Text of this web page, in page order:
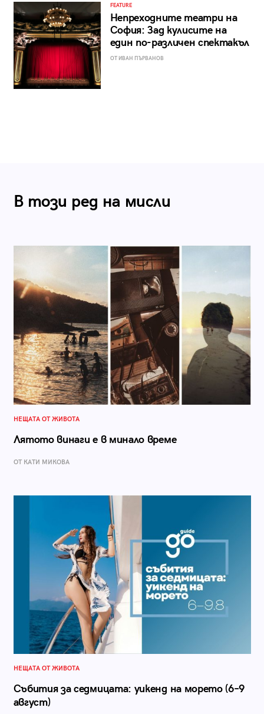
FEATURE
Непреходните театри на
София: Зад кулисите на
един по-различен спектакъл
ОТ ИВАН ПЪРВАНОВ
В този ред на мисли
НЕЩАТА ОТ ЖИВОТА
Лятото винаги е в минало време
ОТ КАТИ МИКОВА
НЕЩАТА ОТ ЖИВОТА
Събития за седмицата: уикенд на морето (6–9
август)